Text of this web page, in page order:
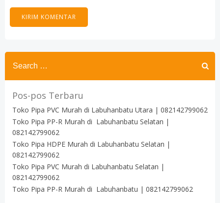
Search
for:
Pos-pos Terbaru
Toko Pipa PVC Murah di Labuhanbatu Utara | 082142799062
Toko Pipa PP-R Murah di Labuhanbatu Selatan |
082142799062
Toko Pipa HDPE Murah di Labuhanbatu Selatan |
082142799062
Toko Pipa PVC Murah di Labuhanbatu Selatan |
082142799062
Toko Pipa PP-R Murah di Labuhanbatu | 082142799062